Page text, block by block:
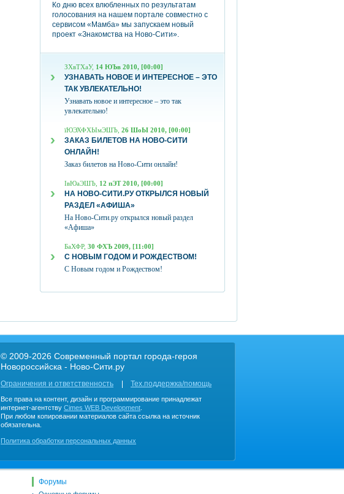
Ко дню всех влюбленных по результатам
голосования на нашем портале совместно с
сервисом «Мамба» мы запускаем новый
проект «Знакомства на Ново-Сити».
ЗХвТХаУ, 14 ЮЪв 2010, [00:00]
УЗНАВАТЬ НОВОЕ И ИНТЕРЕСНОЕ – ЭТО
ТАК УВЛЕКАТЕЛЬНО!
Узнавать новое и интересное – это так
увлекательно!
їЮЭХФХЫмЭШЪ, 26 ШоЫ 2010, [00:00]
ЗАКАЗ БИЛЕТОВ НА НОВО-СИТИ
ОНЛАЙН!
Заказ билетов на Ново-Сити онлайн!
ІвЮаЭШЪ, 12 пЭТ 2010, [00:00]
НА НОВО-СИТИ.РУ ОТКРЫЛСЯ НОВЫЙ
РАЗДЕЛ «АФИША»
На Ново-Сити.ру открылся новый раздел
«Афиша»
БаХФР, 30 ФХЪ 2009, [11:00]
С НОВЫМ ГОДОМ И РОЖДЕСТВОМ!
С Новым годом и Рождеством!
© 2009-2026 Современный портал города-героя
Новороссийска - Ново-Сити.ру
Ограничения и ответственность Тех.поддержка/помощь
Все права на контент, дизайн и программирование принадлежат
интернет-агентству Cimes WEB Development
При любом копировании материалов сайта ссылка на источник
обязательна.
Политика обработки персональных данных
Форумы